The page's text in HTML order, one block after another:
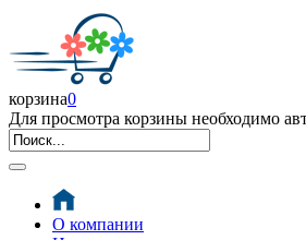
корзина0
Для просмотра корзины необходимо
О компании